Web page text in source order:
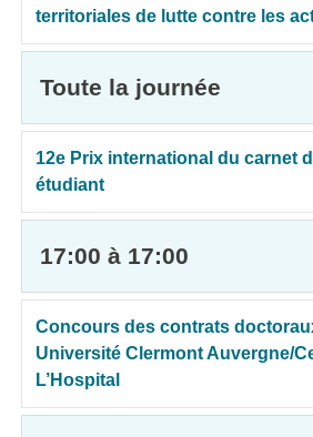
territoriales de lutte contre les
Toute la journée
12e Prix international du carnet
étudiant
17:00 à 17:00
Concours des contrats
Université Clermont Auvergne/
L’Hospital